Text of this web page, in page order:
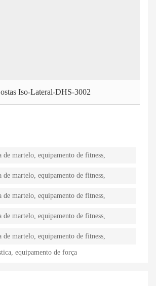
Lateral-DHS-3002
de martelo, equipamento de fitness,
equipamento de força
de martelo, equipamento de fitness,
equipamento de força
de martelo, equipamento de fitness,
equipamento de força
de martelo, equipamento de fitness,
equipamento de força
de martelo, equipamento de fitness,
equipamento de força